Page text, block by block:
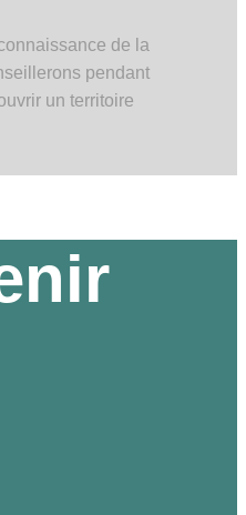
de la
pendant
un territoire